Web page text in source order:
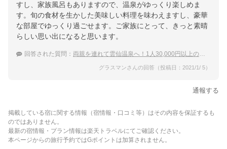
すし、家族風呂もありますので、温泉がゆっくり楽しめま
す。旬の食材を生かした美味しい料理を味わえますし、豪華
な部屋でゆっくり過ごせます。ご家族にとって、きっと素晴
らしい思い出になると思います。
回答された質問： 両親を連れて雲仙温泉へ！1人30,000円以上の特別室の宿
グラスマンさんの回答（投稿日：2021/1/ 5）
通報する
掲載している宿に関する情報（宿情報・口コミ等）はその内容を保証するも
のではありません。
最新の宿情報・プラン情報は楽天トラベルにてご確認ください。
本ページからの旅行予約ではGポイントは加算されません。